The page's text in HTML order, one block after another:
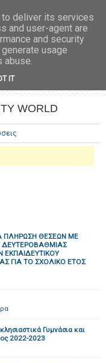
WORLD
ΠΛΗΡΩΣΗ ΘΕΣΕΩΝ ΜΕ
ΔΕΥΤΕΡΟΒΑΘΜΙΑΣ
ΕΚΠΑΙΔΕΥΤΙΚΟΥ
ΓΙΑ ΤΟ ΣΧΟΛΙΚΟ ΕΤΟΣ
Γυμνάσια και
2022-2023
deliver its services
and user-agent are
and security
usage
abuse.
IT